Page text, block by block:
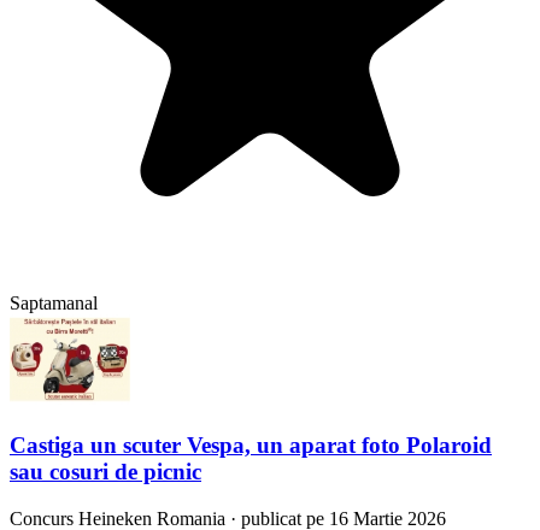
Saptamanal
Castiga un scuter Vespa, un aparat foto Polaroid
sau cosuri de picnic
Concurs Heineken Romania · publicat pe 16 Martie 2026